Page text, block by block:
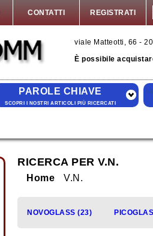
CONTATTI REGISTRATI
viale Matteotti, 66 -
È possibile
PAROLE CHIAVE
SCOPRI I NOSTRI ARTICOLI PIÙ RICERCATI
RICERCA PER V.N.
Home V.N.
NOVOGLASS (23)